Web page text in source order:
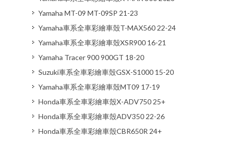
Yamaha MT-09 MT-09SP 21-23
Yamaha車系全車彩繪車殼T-MAX560 22-24
Yamaha車系全車彩繪車殼XSR900 16-21
Yamaha Tracer 900 900GT 18-20
Suzuki車系全車彩繪車殼GSX-S1000 15-20
Yamaha車系全車彩繪車殼MT09 17-19
Honda車系全車彩繪車殼X-ADV750 25+
Honda車系全車彩繪車殼ADV350 22-26
Honda車系全車彩繪車殼CBR650R 24+